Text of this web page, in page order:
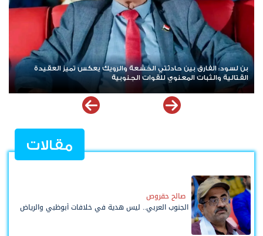
هيئة بريطانية: استهداف سفينة تجارية في خليج عدن
مقالات
صالح حقروص
الجنوب العربي.. ليس هدية في خلافات أبوظبي والرياض